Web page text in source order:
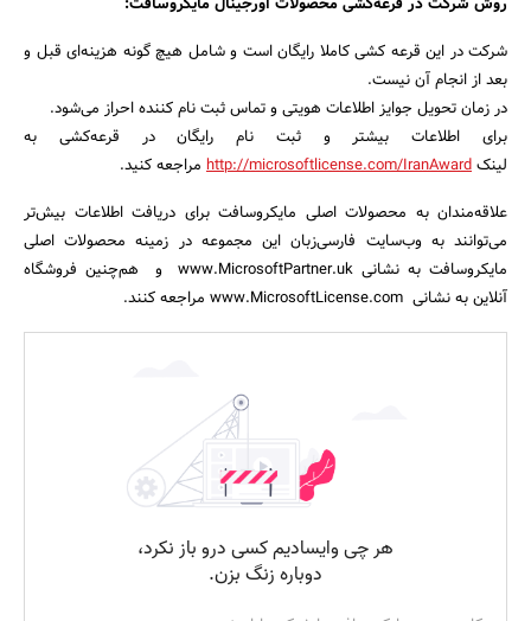
روش شرکت در قرعه‌کشی محصولات اورجینال مایکروسافت:
شرکت در این قرعه کشی کاملا رایگان است و شامل هیچ گونه هزینه‌ای قبل و
بعد از انجام آن نیست.
در زمان تحویل جوایز اطلاعات هویتی و تماس ثبت نام کننده احراز می‌شود.
برای اطلاعات بیشتر و ثبت نام رایگان در قرعه‌کشی به
لینکhttp://microsoftlicense.com/IranAward مراجعه کنید.
علاقه‌مندان به محصولات اصلی مایکروسافت برای دریافت اطلاعات بیش‌تر
می‌توانند به وب‌سایت فارسی‌زبان این مجموعه در زمینه محصولات اصلی
مایکروسافت به نشانی www.MicrosoftPartner.uk و هم‌چنین فروشگاه
آنلاین به نشانی www.MicrosoftLicense.com مراجعه کنند.